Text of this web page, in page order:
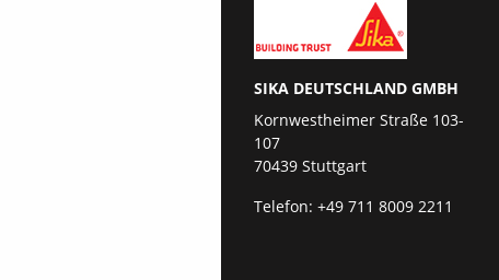
SIKA DEUTSCHLAND GMBH
Kornwestheimer Straße 103-
107
70439 Stuttgart
Telefon: +49 711 8009 2211